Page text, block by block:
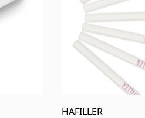
HAFILLER